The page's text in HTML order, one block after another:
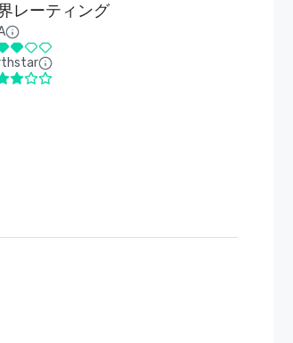
レーティング